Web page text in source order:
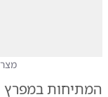
המתיחות במפרץ